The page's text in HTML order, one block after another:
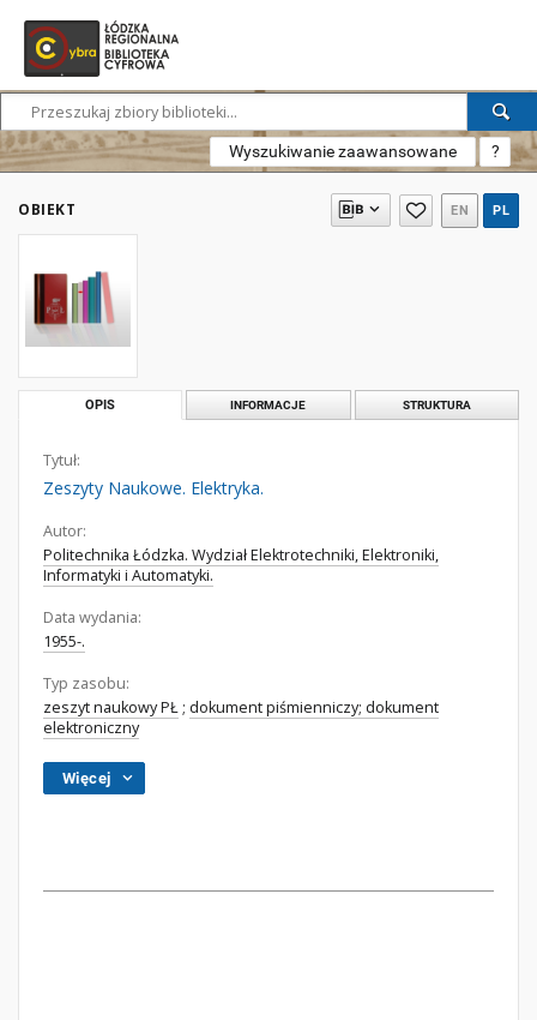
Wyszukiwanie zaawansowane ?
OBIEKT EN PL
OPIS INFORMACJE STRUKTURA
Tytuł:
Zeszyty Naukowe. Elektryka.
Autor:
Politechnika Łódzka. Wydział Elektrotechniki, Elektroniki,
Informatyki i Automatyki.
Data wydania:
1955-.
Typ zasobu:
zeszyt naukowy PŁ ; dokument piśmienniczy; dokument
elektroniczny
Więcej